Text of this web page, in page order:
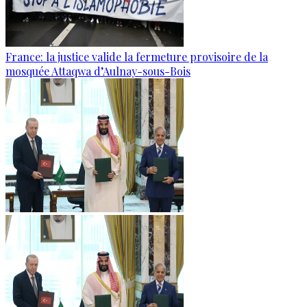
France: la justice valide la fermeture provisoire de la
mosquée Attaqwa d’Aulnay-sous-Bois